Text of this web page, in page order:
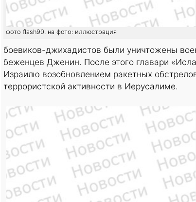
фото flash90. на фото: иллюстрация
боевиков-джихадистов были уничтожены
беженцев Дженин. После этого главари
Израилю возобновлением ракетных
террористской активности в Иерусалиме.